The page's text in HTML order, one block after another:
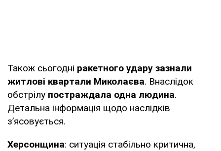
Також сьогодні ракетного удару зазнали
житлові квартали Миколаєва. Внаслідок
обстрілу постраждала одна людина.
Детальна інформація щодо наслідків
з’ясовується.
Херсонщина: ситуація стабільно критична,